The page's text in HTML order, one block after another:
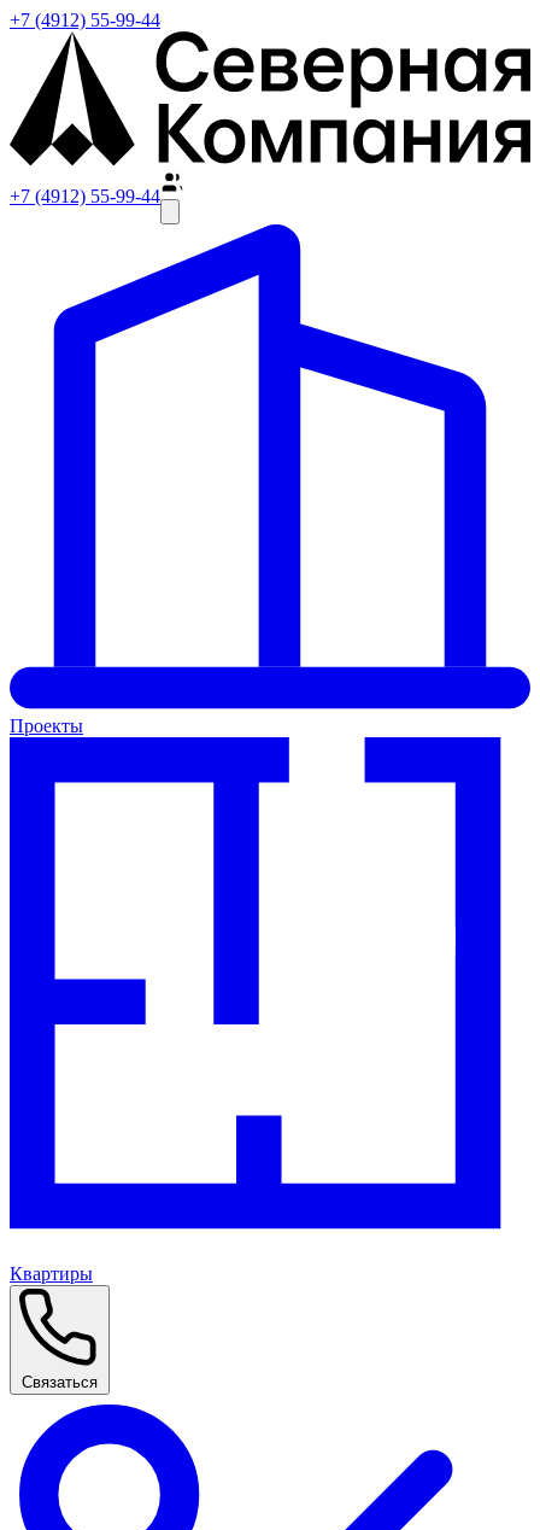
+7 (4912) 55-99-44
+7 (4912) 55-99-44
Проекты
Квартиры
Связаться